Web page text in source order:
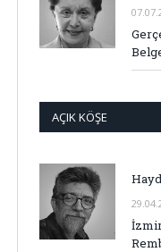
AÇIK KÖŞE